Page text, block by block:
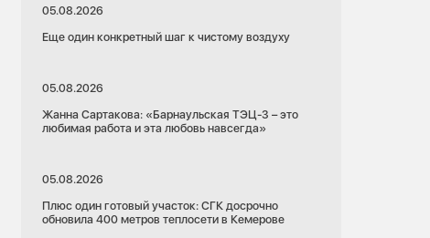
05.08.2026
Еще один конкретный шаг к чистому воздуху
05.08.2026
Жанна Сартакова: «Барнаульская ТЭЦ-3 – это
любимая работа и эта любовь навсегда»
05.08.2026
Плюс один готовый участок: СГК досрочно
обновила 400 метров теплосети в Кемерове